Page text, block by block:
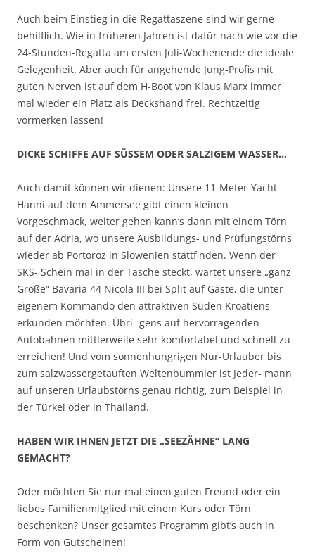
Auch beim Einstieg in die Regattaszene sind wir gerne
behilflich. Wie in früheren Jahren ist dafür nach wie vor die
24-Stunden-Regatta am ersten Juli-Wochenende die ideale
Gelegenheit. Aber auch für angehende Jung-Profis mit
guten Nerven ist auf dem H-Boot von Klaus Marx immer
mal wieder ein Platz als Deckshand frei. Rechtzeitig
vormerken lassen!
DICKE SCHIFFE AUF SÜSSEM ODER SALZIGEM WASSER…
Auch damit können wir dienen: Unsere 11-Meter-Yacht
Hanni auf dem Ammersee gibt einen kleinen
Vorgeschmack, weiter gehen kann’s dann mit einem Törn
auf der Adria, wo unsere Ausbildungs- und Prüfungstörns
wieder ab Portoroz in Slowenien stattfinden. Wenn der
SKS- Schein mal in der Tasche steckt, wartet unsere „ganz
Große“ Bavaria 44 Nicola III bei Split auf Gäste, die unter
eigenem Kommando den attraktiven Süden Kroatiens
erkunden möchten. Übri- gens auf hervorragenden
Autobahnen mittlerweile sehr komfortabel und schnell zu
erreichen! Und vom sonnenhungrigen Nur-Urlauber bis
zum salzwassergetauften Weltenbummler ist Jeder- mann
auf unseren Urlaubstörns genau richtig, zum Beispiel in
der Türkei oder in Thailand.
HABEN WIR IHNEN JETZT DIE „SEEZÄHNE“ LANG
GEMACHT?
Oder möchten Sie nur mal einen guten Freund oder ein
liebes Familienmitglied mit einem Kurs oder Törn
beschenken? Unser gesamtes Programm gibt’s auch in
Form von Gutscheinen!